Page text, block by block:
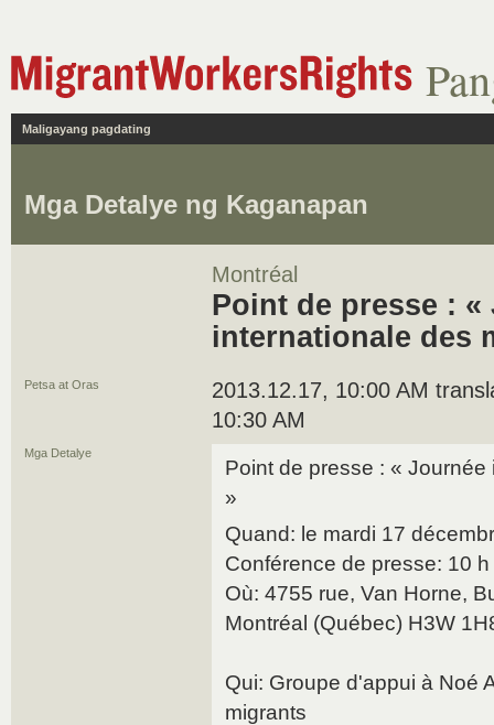
Maligayang pagdating
Mga Detalye ng Kaganapan
Montréal
Point de presse : «
internationale des
Petsa at Oras
2013.12.17, 10:00 AM
10:30 AM
Mga Detalye
Point de presse : «
»
Quand: le mardi 17
Conférence de presse: 10
Où: 4755 rue, Van Horne,
Montréal (Québec) H3W
Qui: Groupe d'appui à Noé
migrants